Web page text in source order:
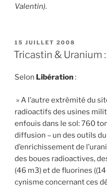
Valentin).
PUBLIÉ
LE
15 JUILLET 2008
Tricastin & Uranium
Selon Libération:
» A l’autre extrêmité du
radioactifs des usines
enfouis dans le sol: 760
diffusion – un des outils
d’enrichissement de
des boues radioactives,
(46 m3) et de fluorines
cynisme concernant ces